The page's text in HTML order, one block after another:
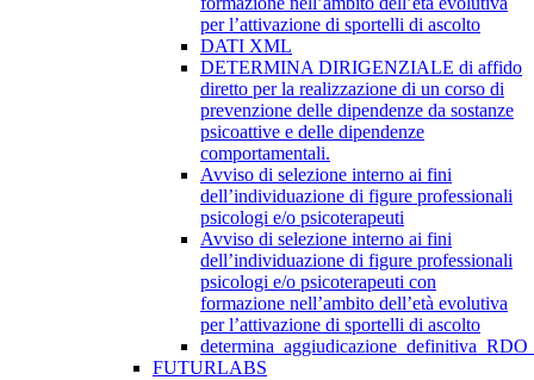
per l’attivazione di sportelli di ascolto
DATI XML
DETERMINA DIRIGENZIALE di affido
diretto per la realizzazione di un corso di
prevenzione delle dipendenze da sostanze
psicoattive e delle dipendenze
comportamentali.
Avviso di selezione interno ai fini
dell’individuazione di figure professionali
psicologi e/o psicoterapeuti
Avviso di selezione interno ai fini
dell’individuazione di figure professionali
psicologi e/o psicoterapeuti con
formazione nell’ambito dell’età evolutiva
per l’attivazione di sportelli di ascolto
FUTURLABS